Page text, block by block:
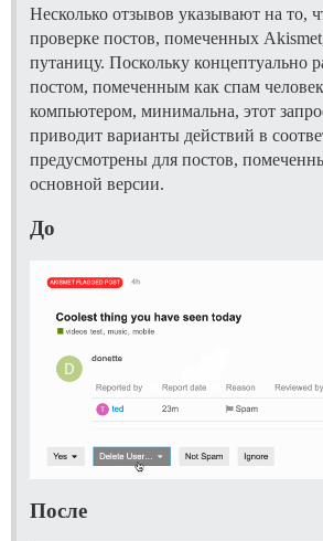
Несколько отзывов указывают на то,
проверке постов, помеченных
путаницу. Поскольку концептуально
постом, помеченным как спам
компьютером, минимальна, этот
приводит варианты действий в
предусмотрены для постов,
основной версии.
До
После